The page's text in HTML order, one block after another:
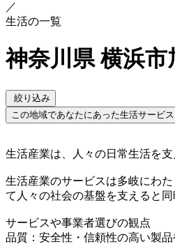
／
生活の一覧
神奈川県 横浜
絞り込み
この地域であなたにあった生活サービ
生活産業は、人々の日常生活を
生活産業のサービスは多岐にわ
て人々の社会の基盤を支えると
サービスや事業者選びの観点
品質：安全性・信頼性の高い製